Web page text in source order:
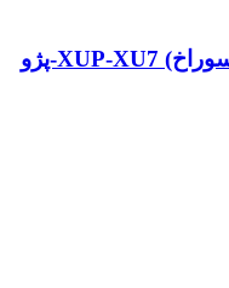
واشر سرسیلندر تعمیری E2 (دو سوراخ) XUP-XU7-پژو